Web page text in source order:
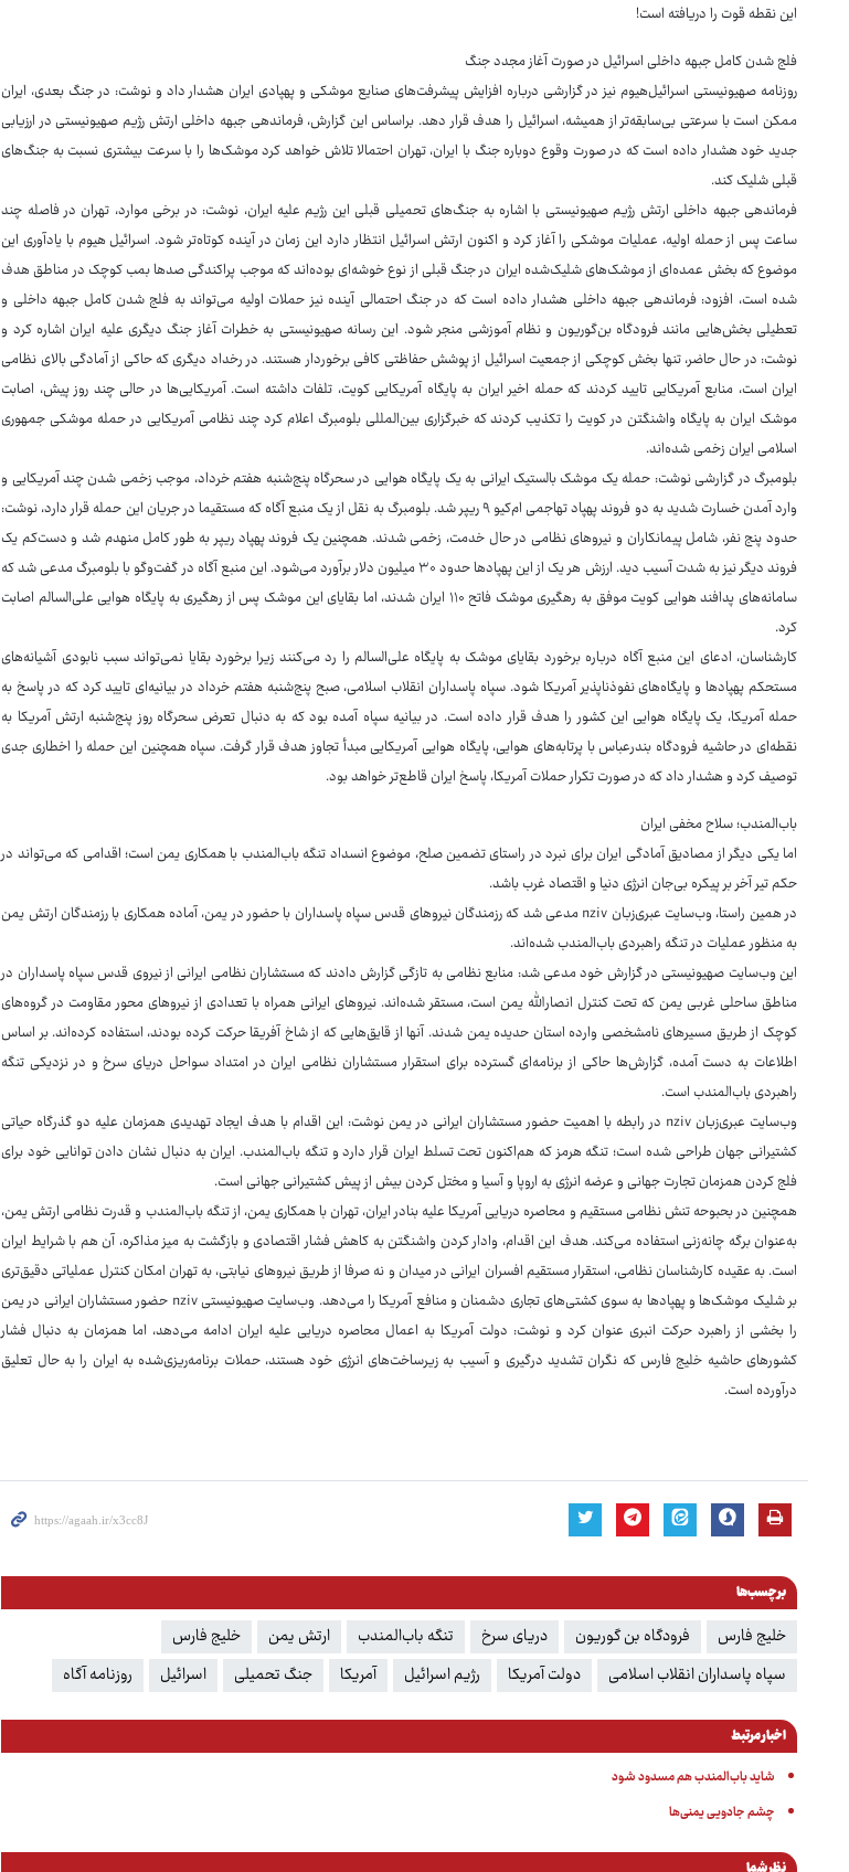
این نقطه قوت را دریافته است!
فلج شدن کامل جبهه داخلی اسرائیل در صورت آغاز مجدد جنگ
روزنامه صهیونیستی اسرائیل‌هیوم نیز در گزارشی درباره افزایش پیشرفت‌های صنایع موشکی و پهپادی ایران هشدار داد و نوشت: در جنگ بعدی، ایران
ممکن است با سرعتی بی‌سابقه‌تر از همیشه، اسرائیل را هدف قرار دهد. براساس این گزارش، فرماندهی جبهه داخلی ارتش رژیم صهیونیستی در ارزیابی
جدید خود هشدار داده است که در صورت وقوع دوباره جنگ با ایران، تهران احتمالا تلاش خواهد کرد موشک‌ها را با سرعت بیشتری نسبت به جنگ‌های
قبلی شلیک کند.
فرماندهی جبهه داخلی ارتش رژیم صهیونیستی با اشاره به جنگ‌های تحمیلی قبلی این رژیم علیه ایران، نوشت: در برخی موارد، تهران در فاصله چند
ساعت پس از حمله اولیه، عملیات موشکی را آغاز کرد و اکنون ارتش اسرائیل انتظار دارد این زمان در آینده کوتاه‌تر شود. اسرائیل هیوم با یادآوری این
موضوع که بخش عمده‌ای از موشک‌های شلیک‌شده ایران در جنگ قبلی از نوع خوشه‌ای بوده‌اند که موجب پراکندگی صدها بمب کوچک در مناطق هدف
شده است، افزود: فرماندهی جبهه داخلی هشدار داده است که در جنگ احتمالی آینده نیز حملات اولیه می‌تواند به فلج شدن کامل جبهه داخلی و
تعطیلی بخش‌هایی مانند فرودگاه بن‌گوریون و نظام آموزشی منجر شود. این رسانه صهیونیستی به خطرات آغاز جنگ دیگری علیه ایران اشاره کرد و
نوشت: در حال حاضر، تنها بخش کوچکی از جمعیت اسرائیل از پوشش حفاظتی کافی برخوردار هستند. در رخداد دیگری که حاکی از آمادگی بالای نظامی
ایران است، منابع آمریکایی تایید کردند که حمله اخیر ایران به پایگاه آمریکایی کویت، تلفات داشته است. آمریکایی‌ها در حالی چند روز پیش، اصابت
موشک ایران به پایگاه واشنگتن در کویت را تکذیب کردند که خبرگزاری بین‌المللی بلومبرگ اعلام کرد چند نظامی آمریکایی در حمله موشکی جمهوری
اسلامی ایران زخمی شده‌اند.
بلومبرگ در گزارشی نوشت: حمله یک موشک بالستیک ایرانی به یک پایگاه هوایی در سحرگاه پنج‌شنبه هفتم خرداد، موجب زخمی شدن چند آمریکایی و
وارد آمدن خسارت شدید به دو فروند پهپاد تهاجمی ام‌کیو ۹ ریپر شد. بلومبرگ به نقل از یک منبع آگاه که مستقیما در جریان این حمله قرار دارد، نوشت:
حدود پنج نفر، شامل پیمانکاران و نیروهای نظامی در حال خدمت، زخمی شدند. همچنین یک فروند پهپاد ریپر به طور کامل منهدم شد و دست‌کم یک
فروند دیگر نیز به شدت آسیب دید. ارزش هر یک از این پهپادها حدود ۳۰ میلیون دلار برآورد می‌شود. این منبع آگاه در گفت‌وگو با بلومبرگ مدعی شد که
سامانه‌های پدافند هوایی کویت موفق به رهگیری موشک فاتح ۱۱۰ ایران شدند، اما بقایای این موشک پس از رهگیری به پایگاه هوایی علی‌السالم اصابت
کرد.
کارشناسان، ادعای این منبع آگاه درباره برخورد بقایای موشک به پایگاه علی‌السالم را رد می‌کنند زیرا برخورد بقایا نمی‌تواند سبب نابودی آشیانه‌های
مستحکم پهپادها و پایگاه‌های نفوذناپذیر آمریکا شود. سپاه پاسداران انقلاب اسلامی، صبح پنج‌شنبه هفتم خرداد در بیانیه‌ای تایید کرد که در پاسخ به
حمله آمریکا، یک پایگاه هوایی این کشور را هدف قرار داده است. در بیانیه سپاه آمده بود که به دنبال تعرض سحرگاه روز پنج‌شنبه ارتش آمریکا به
نقطه‌ای در حاشیه فرودگاه بندرعباس با پرتابه‌های هوایی، پایگاه هوایی آمریکایی مبدأ تجاوز هدف قرار گرفت. سپاه همچنین این حمله را اخطاری جدی
توصیف کرد و هشدار داد که در صورت تکرار حملات آمریکا، پاسخ ایران قاطع‌تر خواهد بود.
باب‌المندب؛ سلاح مخفی ایران
اما یکی دیگر از مصادیق آمادگی ایران برای نبرد در راستای تضمین صلح، موضوع انسداد تنگه باب‌المندب با همکاری یمن است؛ اقدامی که می‌تواند در
حکم تیر آخر بر پیکره بی‌جان انرژی دنیا و اقتصاد غرب باشد.
در همین راستا، وب‌سایت عبری‌زبان nziv مدعی شد که رزمندگان نیروهای قدس سپاه پاسداران با حضور در یمن، آماده همکاری با رزمندگان ارتش یمن
به منظور عملیات در تنگه راهبردی باب‌المندب شده‌اند.
این وب‌سایت صهیونیستی در گزارش خود مدعی شد: منابع نظامی به تازگی گزارش دادند که مستشاران نظامی ایرانی از نیروی قدس سپاه پاسداران در
مناطق ساحلی غربی یمن که تحت کنترل انصارالله یمن است، مستقر شده‌اند. نیروهای ایرانی همراه با تعدادی از نیروهای محور مقاومت در گروه‌های
کوچک از طریق مسیرهای نامشخصی وارده استان حدیده یمن شدند. آنها از قایق‌هایی که از شاخ آفریقا حرکت کرده بودند، استفاده کرده‌اند. بر اساس
اطلاعات به دست آمده، گزارش‌ها حاکی از برنامه‌ای گسترده برای استقرار مستشاران نظامی ایران در امتداد سواحل دریای سرخ و در نزدیکی تنگه
راهبردی باب‌المندب است.
وب‌سایت عبری‌زبان nziv در رابطه با اهمیت حضور مستشاران ایرانی در یمن نوشت: این اقدام با هدف ایجاد تهدیدی همزمان علیه دو گذرگاه حیاتی
کشتیرانی جهان طراحی شده است؛ تنگه هرمز که هم‌اکنون تحت تسلط ایران قرار دارد و تنگه باب‌المندب. ایران به دنبال نشان دادن توانایی خود برای
فلج کردن همزمان تجارت جهانی و عرضه انرژی به اروپا و آسیا و مختل کردن بیش از پیش کشتیرانی جهانی است.
همچنین در بحبوحه تنش نظامی مستقیم و محاصره دریایی آمریکا علیه بنادر ایران، تهران با همکاری یمن، از تنگه باب‌المندب و قدرت نظامی ارتش یمن،
به‌عنوان برگه چانه‌زنی استفاده می‌کند. هدف این اقدام، وادار کردن واشنگتن به کاهش فشار اقتصادی و بازگشت به میز مذاکره، آن‌ هم با شرایط ایران
است. به عقیده کارشناسان نظامی، استقرار مستقیم افسران ایرانی در میدان و نه صرفا از طریق نیروهای نیابتی، به تهران امکان کنترل عملیاتی دقیق‌تری
بر شلیک موشک‌ها و پهپادها به سوی کشتی‌های تجاری دشمنان و منافع آمریکا را می‌دهد. وب‌سایت صهیونیستی nziv حضور مستشاران ایرانی در یمن
را بخشی از راهبرد حرکت انبری عنوان کرد و نوشت: دولت آمریکا به اعمال محاصره دریایی علیه ایران ادامه می‌دهد، اما همزمان به دنبال فشار
کشورهای حاشیه خلیج فارس که نگران تشدید درگیری و آسیب به زیرساخت‌های انرژی خود هستند، حملات برنامه‌ریزی‌شده به ایران را به حال تعلیق
درآورده است.
برچسب‌ها
خلیج فارس‌ فرودگاه بن گوریون دریای سرخ تنگه باب‌المندب ارتش یمن
خلیج فارس
سپاه پاسداران انقلاب اسلامی
دولت آمریکا رژیم اسرائیل آمریکا جنگ تحمیلی اسرائیل روزنامه آگاه
اخبار مرتبط
شاید باب‌المندب هم مسدود شود
چشم جادویـی یمنی‌ها